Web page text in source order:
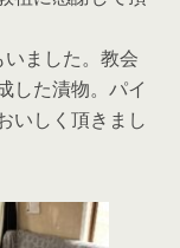
ました。教会
した漬物。パイ
いしく頂きまし